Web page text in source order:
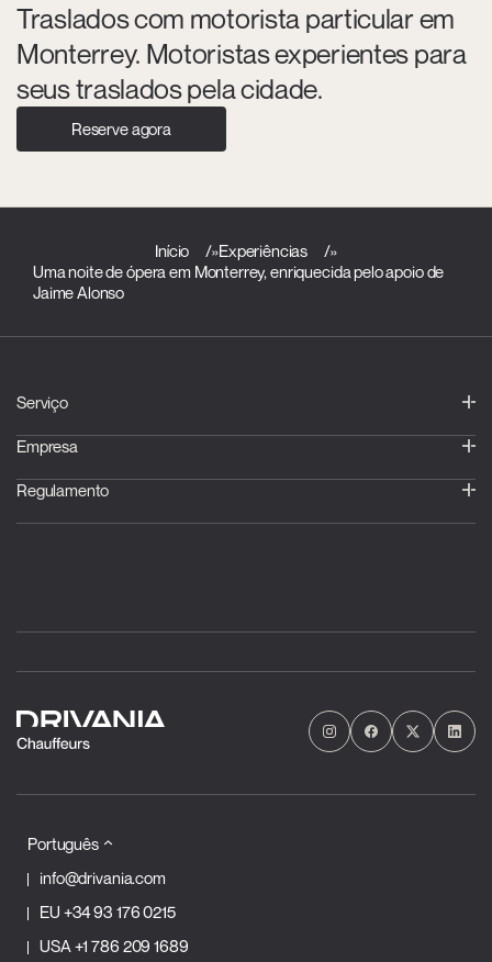
Traslados com motorista particular em
Monterrey. Motoristas experientes para
seus traslados pela cidade.
Reserve agora
Início »Experiências
»
Uma noite de ópera em Monterrey, enriquecida pelo apoio de
Jaime Alonso
Serviço
Empresa
Regulamento
Português
info@drivania.com
EU +34 93 176 0215
USA +1 786 209 1689